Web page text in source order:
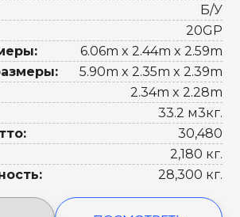
Б/У
20GP
6.06m x 2.44m x 2.59m
5.90m x 2.35m x 2.39m
2.34m x 2.28m
33.2 м3кг.
30,480
2,180 кг.
28,300 кг.